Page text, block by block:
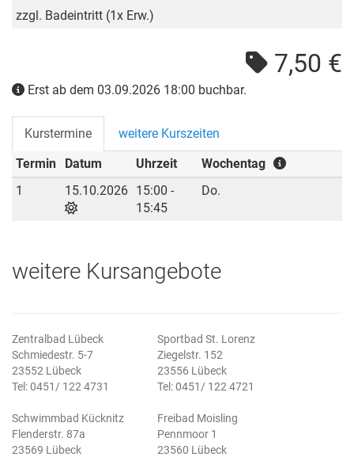
zzgl. Badeintritt (1x Erw.)
7,50 €
Erst ab dem 03.09.2026 18:00 buchbar.
Kurstermine
weitere Kurszeiten
Termin
Datum Uhrzeit
Wochentag
1
15.10.2026 15:00 -
15:45
Do.
weitere Kursangebote
Zentralbad Lübeck
Schmiedestr. 5-7
23552 Lübeck
Tel: 0451/ 122 4731
Sportbad St. Lorenz
Ziegelstr. 152
23556 Lübeck
Tel: 0451/ 122 4721
Schwimmbad Kücknitz
Flenderstr. 87a
23569 Lübeck
Freibad Moisling
Pennmoor 1
23560 Lübeck